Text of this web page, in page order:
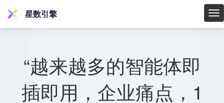
星
星数引擎
“越来越多的智能体即
插即用，企业痛点，1